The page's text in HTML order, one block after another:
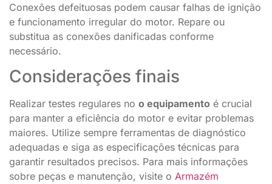
Conexões defeituosas podem causar falhas de ignição
e funcionamento irregular do motor. Repare ou
substitua as conexões danificadas conforme
necessário.
Considerações finais
Realizar testes regulares no o equipamento é crucial
para manter a eficiência do motor e evitar problemas
maiores. Utilize sempre ferramentas de diagnóstico
adequadas e siga as especificações técnicas para
garantir resultados precisos. Para mais informações
sobre peças e manutenção, visite o Armazém